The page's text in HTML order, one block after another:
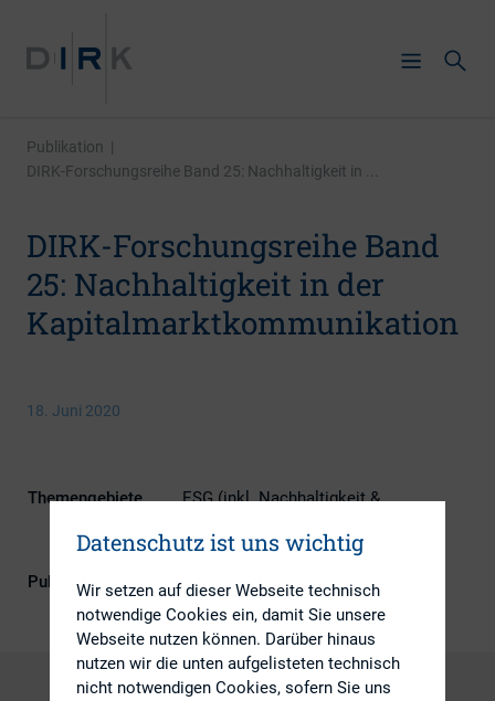
Publikation |
DIRK-Forschungsreihe Band 25: Nachhaltigkeit in ...
DIRK-Forschungsreihe Band
25: Nachhaltigkeit in der
Kapitalmarktkommunikation
18. Juni 2020
Themengebiete
ESG (inkl. Nachhaltigkeit &
Kompetenz
Publikationsform
DIRK-Publikationen
Datenschutz ist uns wichtig
Wir setzen auf dieser Webseite technisch
notwendige Cookies ein, damit Sie unsere
Webseite nutzen können. Darüber hinaus
nutzen wir die unten aufgelisteten technisch
nicht notwendigen Cookies, sofern Sie uns